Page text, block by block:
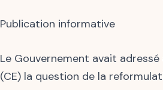
Publication informative
Le Gouvernement avait
(CE) la question de la